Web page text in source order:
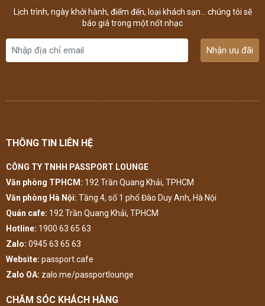
Lịch trình, ngày khởi hành, điểm đến, loại khách sạn... chúng tôi sẽ
báo giá trong một nốt nhạc
Nhận ưu đãi
THÔNG TIN LIÊN HỆ
CÔNG TY TNHH PASSPORT LOUNGE
Văn phòng TPHCM: 192 Trần Quang Khải, TPHCM
Văn phòng Hà Nội: Tầng 4, số 1 phố Đào Duy Anh, Hà Nội
Quán cafe: 192 Trần Quang Khải, TPHCM
Hotline: 1900 63 65 63
Zalo: 0945 63 65 63
Website: passport.cafe
Zalo OA: zalo.me/passportlounge
CHĂM SÓC KHÁCH HÀNG